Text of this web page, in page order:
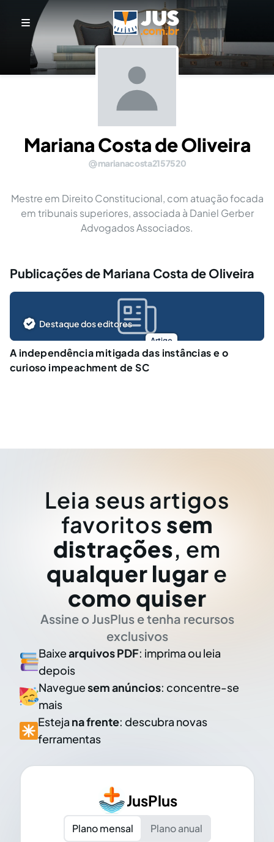
Mariana Costa de Oliveira
marianacosta2157520
Mestre em Direito Constitucional, com atuação focada
em tribunais superiores, associada à Daniel Gerber
Advogados Associados.
Publicações de Mariana Costa de Oliveira
Artigo
Destaque dos editores
A independência mitigada das instâncias e o
curioso impeachment de SC
Leia seus artigos
favoritos sem
distrações, em
qualquer lugar e
como quiser
Assine o JusPlus e tenha recursos
exclusivos
Baixearquivos PDF: imprima ou leia
depois
Naveguesem anúncios: concentre-se
mais
Esteja na frente: descubra novas
ferramentas
JusPlus
Plano mensal
Plano anual